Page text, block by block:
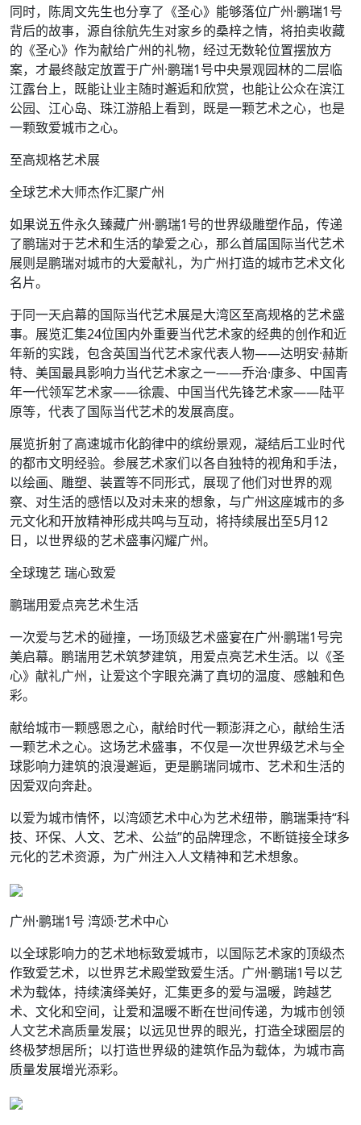
同时，陈周文先生也分享了《圣心》能够落位广州·鹏瑞1号
背后的故事，源自徐航先生对家乡的桑梓之情，将拍卖收藏
的《圣心》作为献给广州的礼物，经过无数轮位置摆放方
案，才最终敲定放置于广州·鹏瑞1号中央景观园林的二层临
江露台上，既能让业主随时邂逅和欣赏，也能让公众在滨江
公园、江心岛、珠江游船上看到，既是一颗艺术之心，也是
一颗致爱城市之心。
至高规格艺术展
全球艺术大师杰作汇聚广州
如果说五件永久臻藏广州·鹏瑞1号的世界级雕塑作品，传递
了鹏瑞对于艺术和生活的挚爱之心，那么首届国际当代艺术
展则是鹏瑞对城市的大爱献礼，为广州打造的城市艺术文化
名片。
于同一天启幕的国际当代艺术展是大湾区至高规格的艺术盛
事。展览汇集24位国内外重要当代艺术家的经典的创作和近
年新的实践，包含英国当代艺术家代表人物——达明安·赫斯
特、美国最具影响力当代艺术家之一——乔治·康多、中国青
年一代领军艺术家——徐震、中国当代先锋艺术家——陆平
原等，代表了国际当代艺术的发展高度。
展览折射了高速城市化韵律中的缤纷景观，凝结后工业时代
的都市文明经验。参展艺术家们以各自独特的视角和手法，
以绘画、雕塑、装置等不同形式，展现了他们对世界的观
察、对生活的感悟以及对未来的想象，与广州这座城市的多
元文化和开放精神形成共鸣与互动，将持续展出至5月12
日，以世界级的艺术盛事闪耀广州。
全球瑰艺 瑞心致爱
鹏瑞用爱点亮艺术生活
一次爱与艺术的碰撞，一场顶级艺术盛宴在广州·鹏瑞1号完
美启幕。鹏瑞用艺术筑梦建筑，用爱点亮艺术生活。以《圣
心》献礼广州，让爱这个字眼充满了真切的温度、感触和色
彩。
献给城市一颗感恩之心，献给时代一颗澎湃之心，献给生活
一颗艺术之心。这场艺术盛事，不仅是一次世界级艺术与全
球影响力建筑的浪漫邂逅，更是鹏瑞同城市、艺术和生活的
因爱双向奔赴。
以爱为城市情怀，以湾颂艺术中心为艺术纽带，鹏瑞秉持“科
技、环保、人文、艺术、公益”的品牌理念，不断链接全球多
元化的艺术资源，为广州注入人文精神和艺术想象。
广州·鹏瑞1号 湾颂·艺术中心
以全球影响力的艺术地标致爱城市，以国际艺术家的顶级杰
作致爱艺术，以世界艺术殿堂致爱生活。广州·鹏瑞1号以艺
术为载体，持续演绎美好，汇集更多的爱与温暖，跨越艺
术、文化和空间，让爱和温暖不断在世间传递，为城市创领
人文艺术高质量发展；以远见世界的眼光，打造全球圈层的
终极梦想居所；以打造世界级的建筑作品为载体，为城市高
质量发展增光添彩。